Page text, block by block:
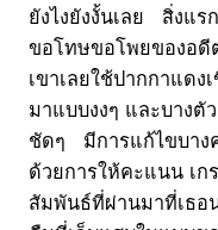
ยังไงยังงั้นเลย สิ่งแร
ขอโทษขอโพยของอดี
เขาเลยใช้ปากกาแด
มาแบบงงๆ และบางตั
ชัดๆ มีการแก้ไขบาง
ด้วยการให้คะแนน เ
สัมพันธ์ที่ผ่านมาที่เธอ